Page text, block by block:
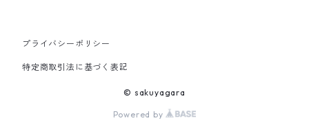
プライバシーポリシー
特定商取引法に基づく表記
© sakuyagara
Powered by